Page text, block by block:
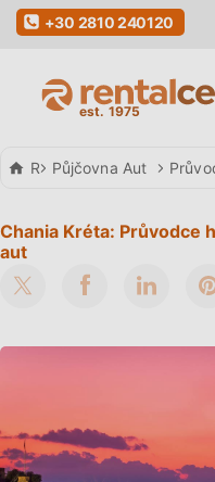
+30 2810 240120
Rental Center Crete
Půjčovna Aut
Chania Kréta: Průvodce
aut